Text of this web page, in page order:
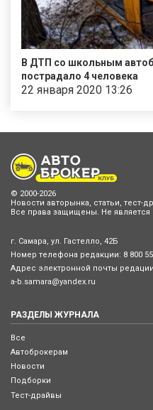
В ДТП со школьным
пострадало 4 человека
22 января 2020 13:26
© 2000-2026
Новости авторынка, статьи, тест-
Все права защищены. Не является
г. Самара, ул. Гастелло, 42Б
Номер телефона редакции: 8 800
Адрес электронной почты
a-b.samara@yandex.ru
РАЗДЕЛЫ ЖУРНАЛА
Все
Автоброкерам
Новости
Подборки
Тест-драйвы